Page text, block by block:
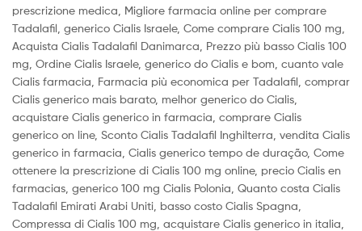
prescrizione medica, Migliore farmacia online per comprare
Tadalafil, generico Cialis Israele, Come comprare Cialis 100 mg,
Acquista Cialis Tadalafil Danimarca, Prezzo più basso Cialis 100
mg, Ordine Cialis Israele, generico do Cialis e bom, cuanto vale
Cialis farmacia, Farmacia più economica per Tadalafil, comprar
Cialis generico mais barato, melhor generico do Cialis,
acquistare Cialis generico in farmacia, comprare Cialis
generico on line, Sconto Cialis Tadalafil Inghilterra, vendita Cialis
generico in farmacia, Cialis generico tempo de duração, Come
ottenere la prescrizione di Cialis 100 mg online, precio Cialis en
farmacias, generico 100 mg Cialis Polonia, Quanto costa Cialis
Tadalafil Emirati Arabi Uniti, basso costo Cialis Spagna,
Compressa di Cialis 100 mg, acquistare Cialis generico in italia,